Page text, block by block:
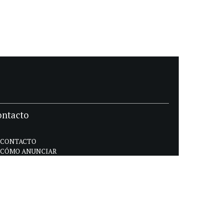
CONTACTO
CÓMO ANUNCIAR